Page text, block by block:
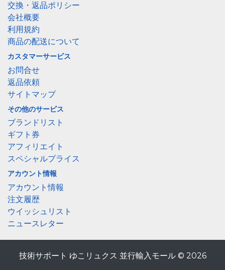
交換・返品ポリシー
会社概要
利用規約
商品の配送について
カスタマーサービス
お問合せ
返品依頼
サイトマップ
その他のサービス
ブランドリスト
ギフト券
アフィリエイト
スペシャルプライス
アカウント情報
アカウント情報
注文履歴
ウイッシュリスト
ニュースレター
技術サポート ゆこリュクス 並行輸入モール © 2026